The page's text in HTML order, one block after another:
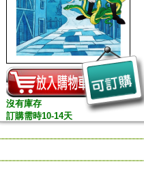
沒有庫存
訂購需時10-14天